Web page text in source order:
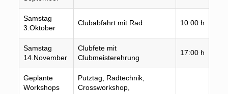
Samstag
3.Oktober
Clubabfahrt mit Rad 10:00 h
Samstag
14.November
Clubfete mit
Clubmeisterehrung
17:00 h
Geplante
Workshops
Putztag, Radtechnik,
Crossworkshop,